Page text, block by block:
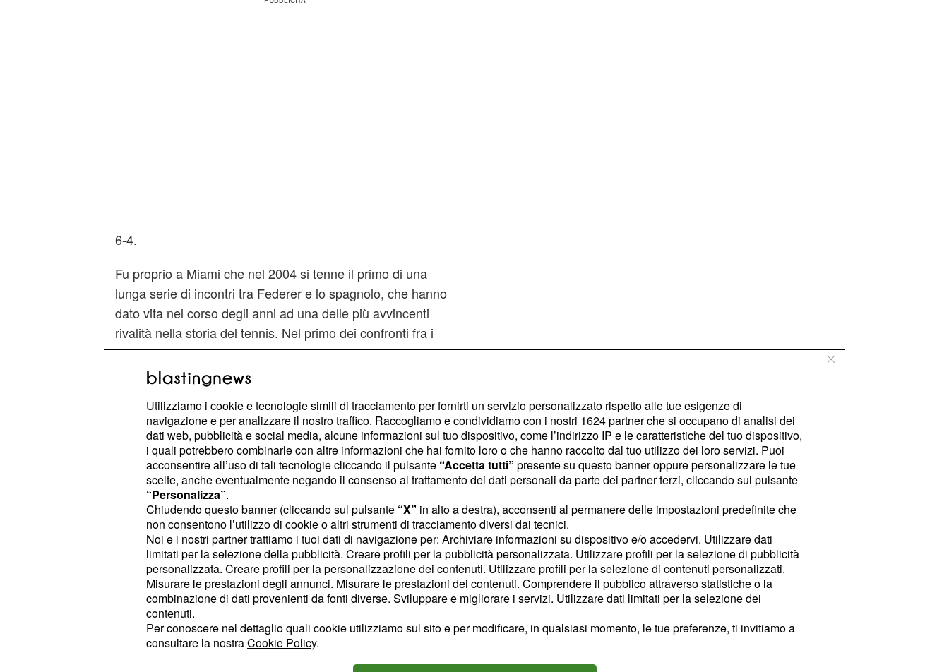
6-4.
Fu proprio a Miami che nel 2004 si tenne il primo di una
lunga serie di incontri tra Federer e lo spagnolo, che hanno
dato vita nel corso degli anni ad una delle più avvincenti
rivalità nella storia del tennis. Nel primo dei confronti fra i
due fu un giovanissimo Nadal ad avere la meglio, ma 13
anni dopo Roger Federer riesce a prevalere conquistando il
suo terzo ATP di Miami in carriera dopo le vittorie nel 2005
(proprio contro Nadal) e nel 2006 (contro il suo attuale
allenatore Ivan Ljubicic).
La cronaca della gara e il trionfo
finale
Il primo set risulta essere molto equilibrato, con palle break
annullate da entrambe le parti, fino al 4-3, quando Federer
con una serie di risposte molto aggressive riesce a
strappare il servizio allo spagnolo portando poi a casa la
frazione con il punteggio di 6-3.
Utilizziamo i cookie e tecnologie simili di tracciamento per fornirti un servizio personalizzato rispetto alle tue esigenze di
navigazione e per analizzare il nostro traffico. Raccogliamo e condividiamo con i nostri 1624partner che si occupano di analisi dei
dati web, pubblicità e social media, alcune informazioni sul tuo dispositivo, come l’indirizzo IP e le caratteristiche del tuo dispositivo,
i quali potrebbero combinarle con altre informazioni che hai fornito loro o che hanno raccolto dal tuo utilizzo dei loro servizi. Puoi
acconsentire all’uso di tali tecnologie cliccando il pulsante “Accetta tutti” presente su questo banner oppure personalizzare le tue
scelte, anche eventualmente negando il consenso al trattamento dei dati personali da parte dei partner terzi, cliccando sul pulsante
“Personalizza”.
Chiudendo questo banner (cliccando sul pulsante “X” in alto a destra), acconsenti al permanere delle impostazioni predefinite che
non consentono l’utilizzo di cookie o altri strumenti di tracciamento diversi dai tecnici.
Noi e i nostri partner trattiamo i tuoi dati di navigazione per: Archiviare informazioni su dispositivo e/o accedervi. Utilizzare dati
limitati per la selezione della pubblicità. Creare profili per la pubblicità personalizzata. Utilizzare profili per la selezione di pubblicità
personalizzata. Creare profili per la personalizzazione dei contenuti. Utilizzare profili per la selezione di contenuti personalizzati.
Misurare le prestazioni degli annunci. Misurare le prestazioni dei contenuti. Comprendere il pubblico attraverso statistiche o la
combinazione di dati provenienti da fonti diverse. Sviluppare e migliorare i servizi. Utilizzare dati limitati per la selezione dei
contenuti.
Per conoscere nel dettaglio quali cookie utilizziamo sul sito e per modificare, in qualsiasi momento, le tue preferenze, ti invitiamo a
consultare la nostraCookie Policy.